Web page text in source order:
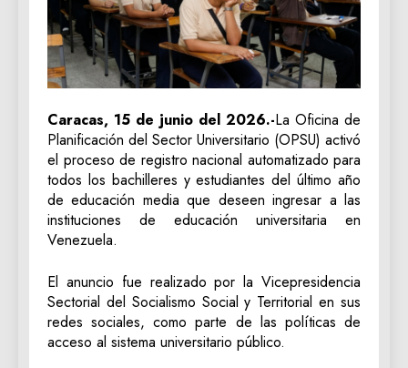
Caracas, 15 de junio del 2026.-La Oficina de
Planificación del Sector Universitario (OPSU) activó
el proceso de registro nacional automatizado para
todos los bachilleres y estudiantes del último año
de educación media que deseen ingresar a las
instituciones de educación universitaria en
Venezuela.
El anuncio fue realizado por la Vicepresidencia
Sectorial del Socialismo Social y Territorial en sus
redes sociales, como parte de las políticas de
acceso al sistema universitario público.